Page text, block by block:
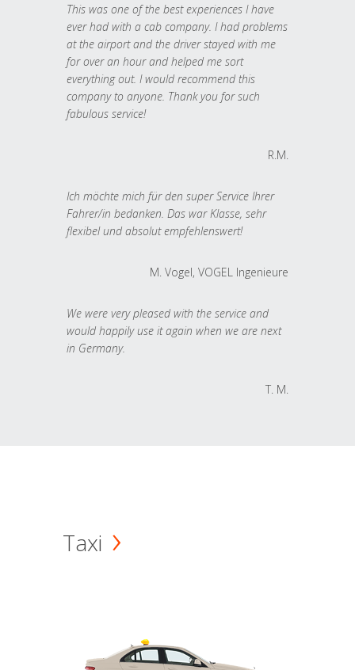
This was one of the best experiences I have
ever had with a cab company. I had problems
at the airport and the driver stayed with me
for over an hour and helped me sort
everything out. I would recommend this
company to anyone. Thank you for such
fabulous service!
R.M.
Ich möchte mich für den super Service Ihrer
Fahrer/in bedanken. Das war Klasse, sehr
flexibel und absolut empfehlenswert!
M. Vogel, VOGEL Ingenieure
We were very pleased with the service and
would happily use it again when we are next
in Germany.
T. M.
Taxi